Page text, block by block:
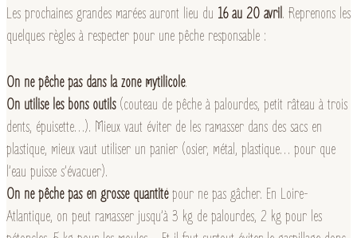
Les prochaines grandes marées auront lieu du 16 au 20 avril. Reprenons les
quelques règles à respecter pour une pêche responsable :
On ne pêche pas dans la zone mytilicole.
On utilise les bons outils(couteau de pêche à palourdes, petit râteau à trois
dents, épuisette…). Mieux vaut éviter de les ramasser dans des sacs en
plastique, mieux vaut utiliser un panier (osier, métal, plastique… pour que
l’eau puisse s’évacuer).
On ne pêche pas en grosse quantitépour ne pas gâcher. En Loire-
Atlantique, on peut ramasser jusqu’à 3 kg de palourdes, 2 kg pour les